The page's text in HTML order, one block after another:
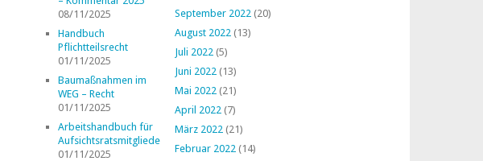
08/11/2025
Handbuch
Pflichtteilsrecht
01/11/2025
Baumaßnahmen im
WEG – Recht
01/11/2025
Arbeitshandbuch für
Aufsichtsratsmitglieder
01/11/2025
September 2022 (20)
August 2022 (13)
Juli 2022 (5)
Juni 2022 (13)
Mai 2022 (21)
April 2022 (7)
März 2022 (21)
Februar 2022 (14)